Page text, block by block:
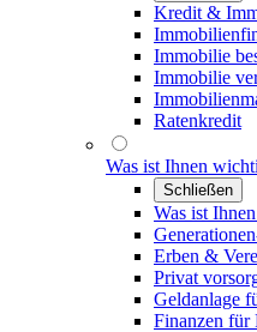
Kredit &
Immobilie
Immobilie
Ratenkredit
Was ist Ihnen
Schließen
Was ist
Erben &
Privat
Geldanlage
Finanzen für